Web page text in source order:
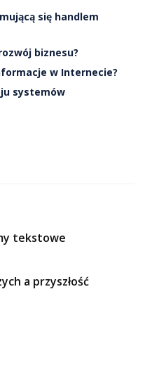
się handlem
biznesu?
w Internecie?
systemów
tekstowe
a przyszłość